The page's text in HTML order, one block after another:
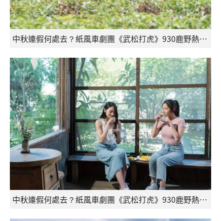
中秋連假何處去？紙風車劇團《武松打虎》930鹿野熱鬧上演！_6
中秋連假何處去？紙風車劇團《武松打虎》930鹿野熱鬧上演！_7